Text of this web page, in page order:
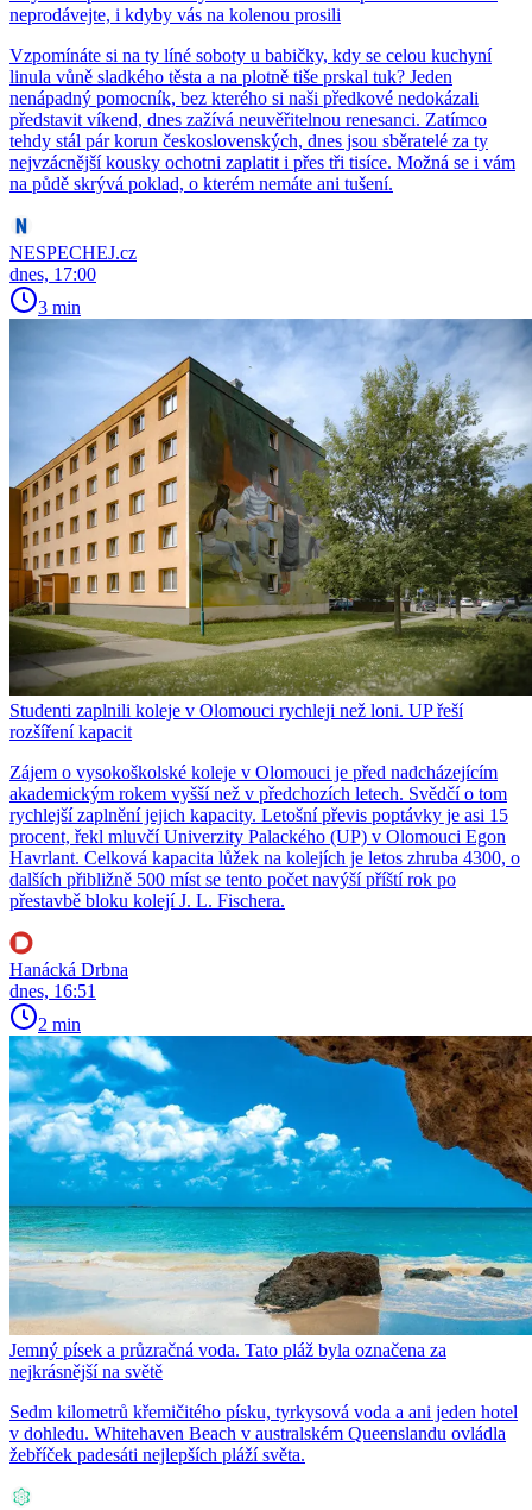
neprodávejte, i kdyby vás na kolenou prosili
Vzpomínáte si na ty líné soboty u babičky, kdy se celou kuchyní
linula vůně sladkého těsta a na plotně tiše prskal tuk? Jeden
nenápadný pomocník, bez kterého si naši předkové nedokázali
představit víkend, dnes zažívá neuvěřitelnou renesanci. Zatímco
tehdy stál pár korun československých, dnes jsou sběratelé za ty
nejvzácnější kousky ochotni zaplatit i přes tři tisíce. Možná se i vám
na půdě skrývá poklad, o kterém nemáte ani tušení.
NESPECHEJ.cz
dnes, 17:00
3 min
Studenti zaplnili koleje v Olomouci rychleji než loni. UP řeší
rozšíření kapacit
Zájem o vysokoškolské koleje v Olomouci je před nadcházejícím
akademickým rokem vyšší než v předchozích letech. Svědčí o tom
rychlejší zaplnění jejich kapacity. Letošní převis poptávky je asi 15
procent, řekl mluvčí Univerzity Palackého (UP) v Olomouci Egon
Havrlant. Celková kapacita lůžek na kolejích je letos zhruba 4300, o
dalších přibližně 500 míst se tento počet navýší příští rok po
přestavbě bloku kolejí J. L. Fischera.
Hanácká Drbna
dnes, 16:51
2 min
Jemný písek a průzračná voda. Tato pláž byla označena za
nejkrásnější na světě
Sedm kilometrů křemičitého písku, tyrkysová voda a ani jeden hotel
v dohledu. Whitehaven Beach v australském Queenslandu ovládla
žebříček padesáti nejlepších pláží světa.